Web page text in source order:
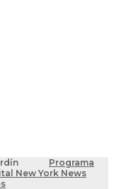
Programa
New York News